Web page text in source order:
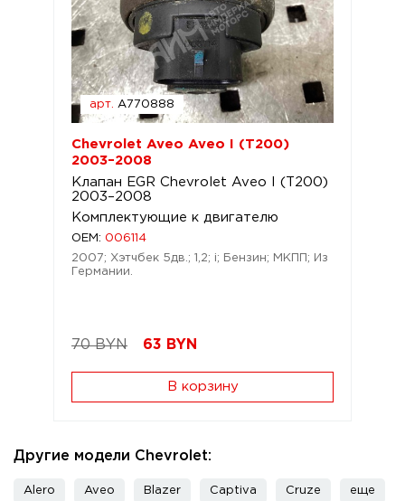
арт. A770888
Chevrolet Aveo Aveo I (T200)
2003–2008
Клапан EGR Chevrolet Aveo I (T200)
2003–2008
Комплектующие к двигателю
OEM: 006114
2007; Хэтчбек 5дв.; 1,2; i; Бензин; МКПП; Из
Германии.
70 BYN 63 BYN
В корзину
Другие модели Chevrolet:
Alero Aveo Blazer Captiva Cruze еще